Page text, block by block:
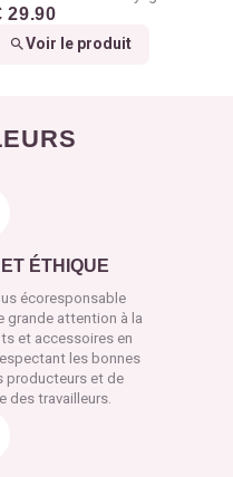
29.90
Voir le produit
ÉTHIQUE
écoresponsable
grande attention à la
et accessoires en
les bonnes
producteurs et de
des travailleurs.